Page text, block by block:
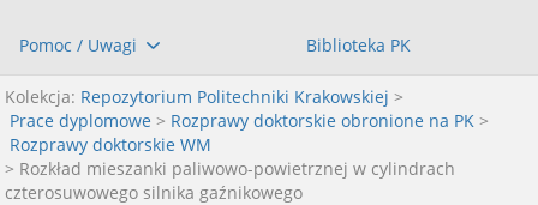
Pomoc / Uwagi Biblioteka PK
Kolekcja: Repozytorium Politechniki Krakowskiej >
Prace dyplomowe > Rozprawy doktorskie obronione na PK >
Rozprawy doktorskie WM
> Rozkład mieszanki paliwowo-powietrznej w cylindrach
czterosuwowego silnika gaźnikowego